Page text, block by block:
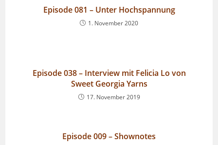
Episode 081 – Unter Hochspannung
1. November 2020
Episode 038 – Interview mit Felicia Lo von
Sweet Georgia Yarns
17. November 2019
Episode 009 – Shownotes